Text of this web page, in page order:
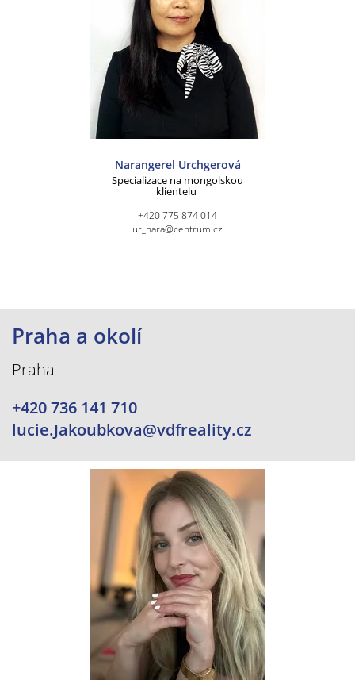
Narangerel Urchgerová
Specializace na mongolskou
klientelu
+420 775 874 014
ur_nara@centrum.cz
Praha a okolí
Praha
+420 736 141 710
lucie.Jakoubkova@vdfreality.cz